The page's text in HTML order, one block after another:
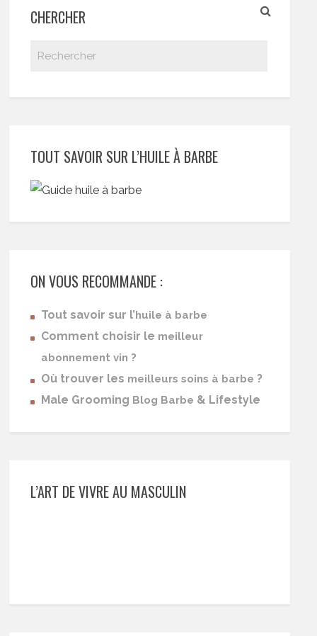
CHERCHER
TOUT SAVOIR SUR L’HUILE À BARBE
ON VOUS RECOMMANDE :
Tout savoir sur l’huile à barbe
Comment choisir le meilleur
abonnement vin ?
Où trouver les meilleurs soins à barbe ?
Male Grooming Blog Barbe & Lifestyle
L’ART DE VIVRE AU MASCULIN